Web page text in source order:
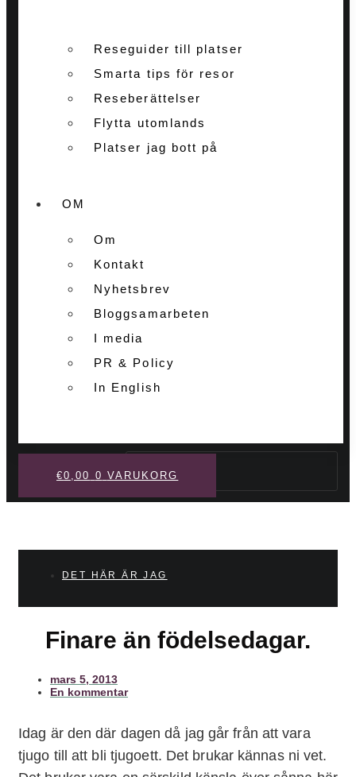
Reseguider till platser
Smarta tips för resor
Reseberättelser
Flytta utomlands
Platser jag bott på
OM
Om
Kontakt
Nyhetsbrev
Bloggsamarbeten
I media
PR & Policy
In English
Sök
€0,00 0 VARUKORG
DET HÄR ÄR JAG
Finare än födelsedagar.
mars 5, 2013
En kommentar
Idag är den där dagen då jag går från att vara
tjugo till att bli tjugoett. Det brukar kännas ni vet.